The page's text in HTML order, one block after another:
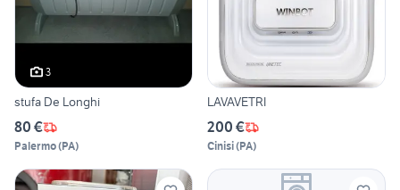
3
stufa De Longhi
80 €
Palermo(PA)
LAVAVETRI
200 €
Cinisi(PA)